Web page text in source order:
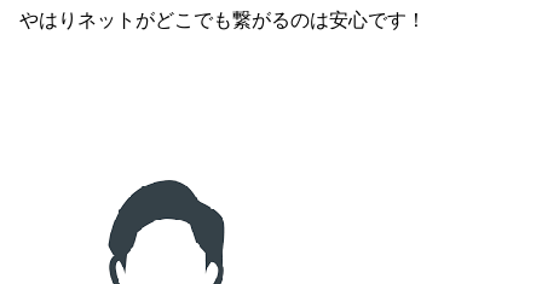
やはりネットがどこでも繋がるのは安心です！